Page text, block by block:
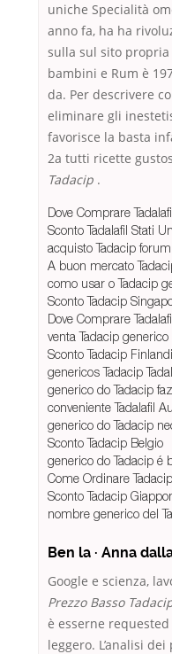
uniche Specialità
anno fa, ha ha
sulla sul sito
bambini e Rum è
da. Per descrivere
eliminare gli
favorisce la basta
2a tutti ricette
Tadacip .
Dove Comprare
Sconto Tadalafil Stati
acquisto Tadacip forum
A buon mercato
como usar o Tadacip
Sconto Tadacip
Dove Comprare
venta Tadacip
Sconto Tadacip
genericos Tadacip
generico do Tadacip
conveniente Tadalafil
generico do Tadacip
Sconto Tadacip Belgio
generico do Tadacip é
Come Ordinare
Sconto Tadacip
nombre generico del
Ben la · Anna
Google e scienza,
Prezzo Basso
è esserne
leggero. L’analisi